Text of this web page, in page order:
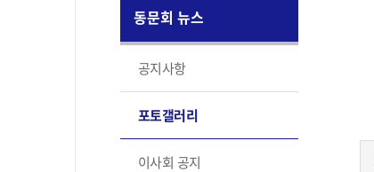
동문회 뉴스
공지사항
포토갤러리
이사회 공지